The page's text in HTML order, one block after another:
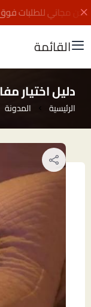
للطلبات فوق 299 ريال مع كود خصم هوفن
القائمة
دليل اختيار
الرئيسية المدونة